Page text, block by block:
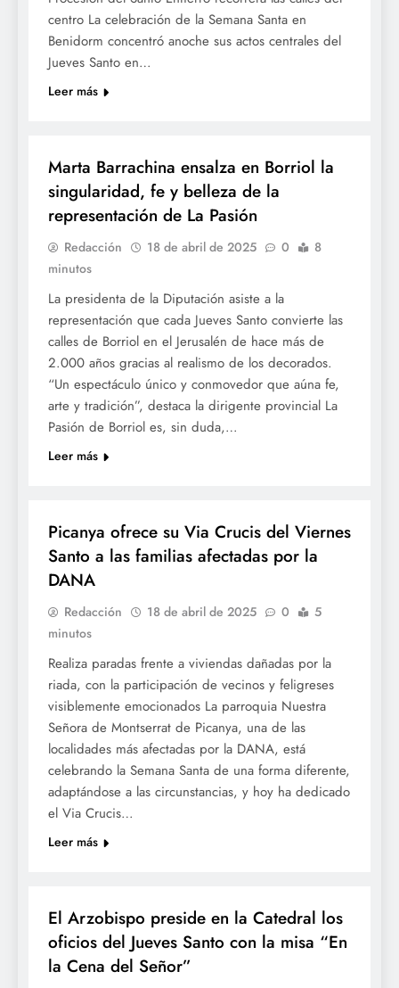
centro La celebración de la Semana Santa en
Benidorm concentró anoche sus actos centrales del
Jueves Santo en…
Leer más
Marta Barrachina ensalza en Borriol la
singularidad, fe y belleza de la
representación de La Pasión
Redacción 18 de abril de 2025 0
8
minutos
La presidenta de la Diputación asiste a la
representación que cada Jueves Santo convierte las
calles de Borriol en el Jerusalén de hace más de
2.000 años gracias al realismo de los decorados.
“Un espectáculo único y conmovedor que aúna fe,
arte y tradición”, destaca la dirigente provincial La
Pasión de Borriol es, sin duda,…
Leer más
Picanya ofrece su Via Crucis del Viernes
Santo a las familias afectadas por la
DANA
Redacción 18 de abril de 2025 0
5
minutos
Realiza paradas frente a viviendas dañadas por la
riada, con la participación de vecinos y feligreses
visiblemente emocionados La parroquia Nuestra
Señora de Montserrat de Picanya, una de las
localidades más afectadas por la DANA, está
celebrando la Semana Santa de una forma diferente,
adaptándose a las circunstancias, y hoy ha dedicado
el Via Crucis…
Leer más
El Arzobispo preside en la Catedral los
oficios del Jueves Santo con la misa “En
la Cena del Señor”